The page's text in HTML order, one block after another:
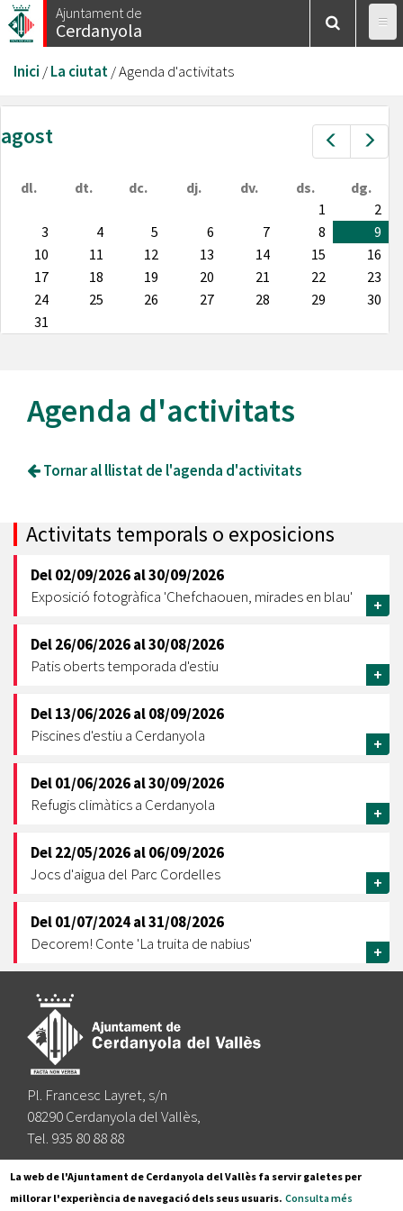
Vés
al
Ajuntament de
Cerdanyola
Esteu
aquí
Inici /La ciutat/Agenda d'activitats
Prev
agost
dl. dt. dc. dj. dv. ds.
dg.
1
2
3
4 5 6 7 8
9
10
11 12 13 14 15
16
17
18 19 20 21 22
23
24
25 26 27 28 29
30
31
Agenda d'activitats
Tornar al llistat de l'agenda d'activitats
Activitats temporals o exposicions
Del02/09/2026al30/09/2026
Exposició fotogràfica 'Chefchaouen, mirades en blau'
+
Del26/06/2026al30/08/2026
Patis oberts temporada d'estiu
+
Del13/06/2026al08/09/2026
Piscines d'estiu a Cerdanyola
+
Del01/06/2026al30/09/2026
Refugis climàtics a Cerdanyola
+
Del22/05/2026al06/09/2026
Jocs d'aigua del Parc Cordelles
+
Del01/07/2024al31/08/2026
Decorem! Conte 'La truita de nabius'
+
Pl. Francesc Layret, s/n
08290 Cerdanyola del Vallès,
Tel. 935 80 88 88
Segueix-nos a:
La web de l'Ajuntament de Cerdanyola del Vallès fa servir galetes per
millorar l'experiència de navegació dels seus usuaris. Consulta més